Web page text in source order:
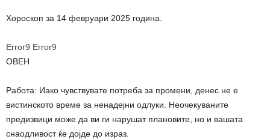
Хороскоп за 14 февруари 2025 година.
Error9 Error9
ОВЕН
Работа: Иако чувствувате потреба за промени, денес не е
вистинското време за ненадејни одлуки. Неочекуваните
предизвици може да ви ги нарушат плановите, но и вашата
снаодливост ќе дојде до израз.